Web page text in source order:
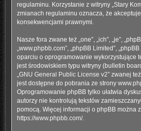
regulaminu. Korzystanie z witryny „Stary
zmianach regulaminu oznacza, że
konsekwencjami prawnymi.
Nasze fora zwane też „one”, „ich”, „je”,
„www.phpbb.com”, „phpBB Limited”,
oparciu o oprogramowanie wykorzystujące
jest środowiskiem typu witryny (bulletin
GNU General Public License v2” zwanej
jest dostępne do pobrania ze strony
Oprogramowanie phpBB tylko ułatwia
autorzy nie kontrolują tekstów
pomocą. Więcej informacji o phpBB można
https://www.phpbb.com/.